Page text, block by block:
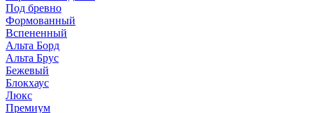
Под бревно
Формованный
Вспененный
Альта Борд
Альта Брус
Бежевый
Блокхаус
Люкс
Премиум